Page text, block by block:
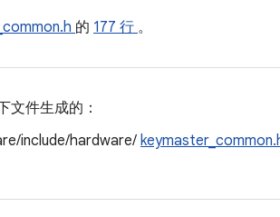
的 177 行 。
文件生成的：
include/hardware/